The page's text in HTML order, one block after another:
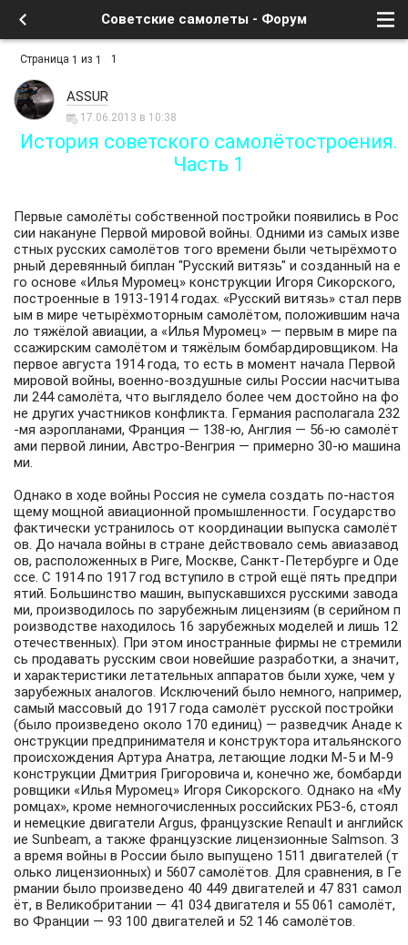
Советские самолеты - Форум
Страница 1 из 1 1
ASSUR
17.06.2013 в 10:38
История советского самолётостроения.
Часть 1
Первые самолёты собственной постройки появились в Рос
сии накануне Первой мировой войны. Одними из самых изве
стных русских самолётов того времени были четырёхмото
рный деревянный биплан "Русский витязь" и созданный на е
го основе «Илья Муромец» конструкции Игоря Сикорского,
построенные в 1913-1914 годах. «Русский витязь» стал перв
ым в мире четырёхмоторным самолётом, положившим нача
ло тяжёлой авиации, а «Илья Муромец» — первым в мире па
ссажирским самолётом и тяжёлым бомбардировщиком. На
первое августа 1914 года, то есть в момент начала Первой
мировой войны, военно-воздушные силы России насчитыва
ли 244 самолёта, что выглядело более чем достойно на фо
не других участников конфликта. Германия располагала 232
-мя аэропланами, Франция — 138-ю, Англия — 56-ю самолёт
ами первой линии, Австро-Венгрия — примерно 30-ю машина
ми.
Однако в ходе войны Россия не сумела создать по-настоя
щему мощной авиационной промышленности. Государство
фактически устранилось от координации выпуска самолёт
ов. До начала войны в стране действовало семь авиазавод
ов, расположенных в Риге, Москве, Санкт-Петербурге и Оде
ссе. С 1914 по 1917 год вступило в строй ещё пять предпри
ятий. Большинство машин, выпускавшихся русскими завода
ми, производилось по зарубежным лицензиям (в серийном п
роизводстве находилось 16 зарубежных моделей и лишь 12
отечественных). При этом иностранные фирмы не стремили
сь продавать русским свои новейшие разработки, а значит,
и характеристики летательных аппаратов были хуже, чем у
зарубежных аналогов. Исключений было немного, например,
самый массовый до 1917 года самолёт русской постройки
(было произведено около 170 единиц) — разведчик Анаде к
онструкции предпринимателя и конструктора итальянского
происхождения Артура Анатра, летающие лодки М-5 и М-9
конструкции Дмитрия Григоровича и, конечно же, бомбарди
ровщики «Илья Муромец» Игоря Сикорского. Однако на «Му
ромцах», кроме немногочисленных российских РБЗ-6, стоял
и немецкие двигатели Argus, французские Renault и английск
ие Sunbeam, а также французские лицензионные Salmson. З
а время войны в России было выпущено 1511 двигателей (т
олько лицензионных) и 5607 самолётов. Для сравнения, в Ге
рмании было произведено 40 449 двигателей и 47 831 самол
ёт, в Великобритании — 41 034 двигателя и 55 061 самолёт,
во Франции — 93 100 двигателей и 52 146 самолётов.